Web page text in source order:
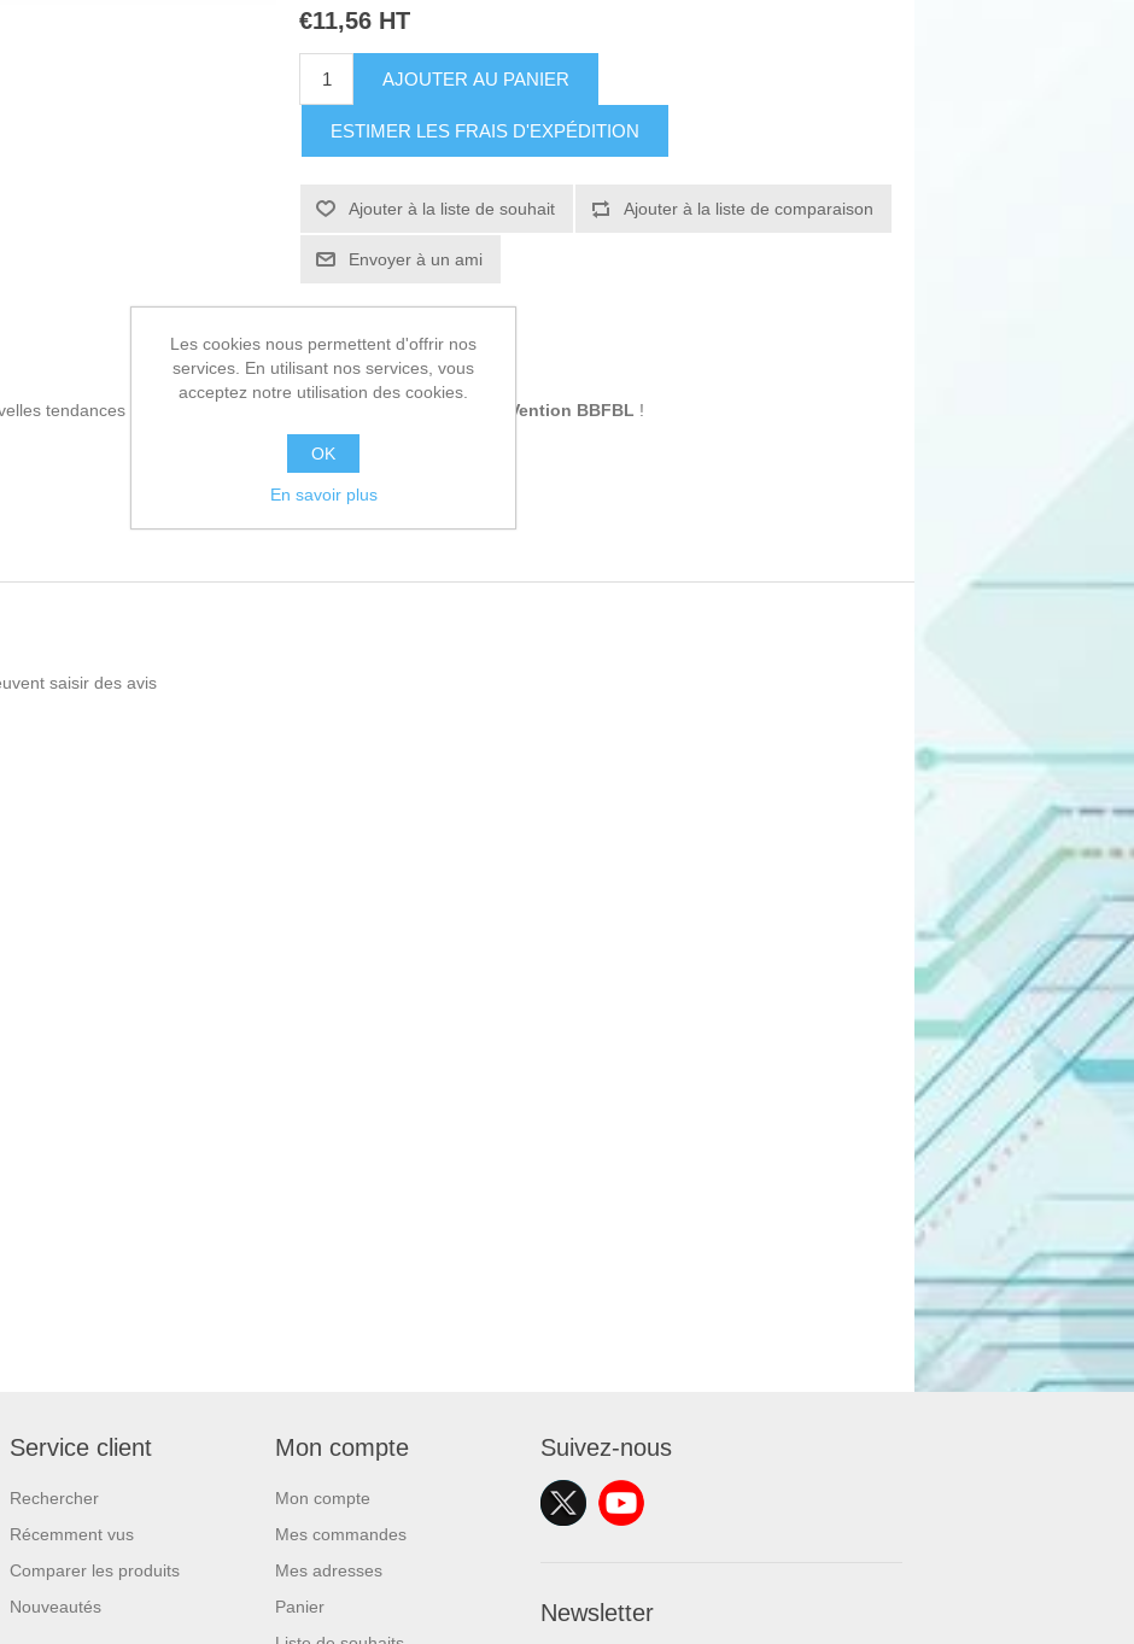
€11,56 HT
AJOUTER AU PANIER
ESTIMER LES FRAIS D'EXPÉDITION
Ajouter à la liste de souhait Ajouter à la liste de comparaison
Envoyer à un ami
tendances sur le marché, nous vous présentons Câble XLR Vention BBFBL !
saisir des avis
Service client
Rechercher
Récemment vus
Comparer les produits
Nouveautés
Mon compte
Mon compte
Mes commandes
Mes adresses
Panier
Suivez-nous
Newsletter
Les cookies nous permettent d'offrir nos
services. En utilisant nos services, vous
acceptez notre utilisation des cookies.
OK
En savoir plus